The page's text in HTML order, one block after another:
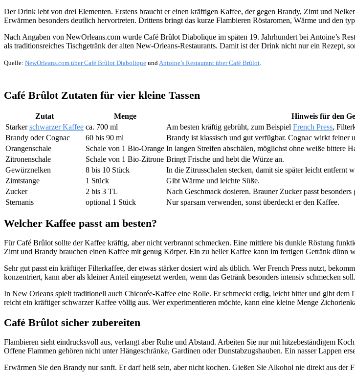
Der Drink lebt von drei Elementen. Erstens braucht er einen kräftigen Kaffee, der gegen Brandy, Zimt und
Erwärmen besonders deutlich hervortreten. Drittens bringt das kurze Flambieren Röstaromen, Wärme und den
Nach Angaben von NewOrleans.com wurde Café Brûlot Diabolique im späten 19. Jahrhundert bei Antoine’s
als traditionsreiches Tischgetränk der alten New-Orleans-Restaurants. Damit ist der Drink nicht nur ein Rezept,
Quelle: NewOrleans.com überCafé Brûlot Diabolique undAntoine’s Restaurant über Café Brûlot.
Café Brûlot Zutaten für vier kleine Tassen
Zutat Menge
Hinweis für den
Starkerschwarzer Kaffee ca. 700 ml Am besten kräftig gebrüht, zum Beispiel French Press,
Brandy oder Cognac
60 bis 90 ml
Brandy ist klassisch und gut verfügbar. Cognac wirkt feiner
Orangenschale
Schale von 1 Bio-Orange In langen Streifen abschälen, möglichst ohne weiße bittere
Zitronenschale
Schale von 1 Bio-Zitrone Bringt Frische und hebt die Würze an.
Gewürznelken
8 bis 10 Stück
In die Zitrusschalen stecken, damit sie später leicht entfernt
Zimtstange
1 Stück
Gibt Wärme und leichte Süße.
Zucker
2 bis 3 TL
Nach Geschmack dosieren. Brauner Zucker passt besonders
Sternanis
optional 1 Stück Nur sparsam verwenden, sonst überdeckt er den Kaffee.
Welcher Kaffee passt am besten?
Für Café Brûlot sollte der Kaffee kräftig, aber nicht verbrannt schmecken. Eine mittlere bis dunkle Röstung
Zimt und Brandy brauchen einen Kaffee mit genug Körper. Ein zu heller Kaffee kann im fertigen Getränk dünn
Sehr gut passt ein kräftiger Filterkaffee, der etwas stärker dosiert wird als üblich. Wer French Press nutzt,
konzentriert, kann aber als kleiner Anteil eingesetzt werden, wenn das Getränk besonders intensiv schmecken soll.
In New Orleans spielt traditionell auch Chicorée-Kaffee eine Rolle. Er schmeckt erdig, leicht bitter und gibt
reicht ein kräftiger schwarzer Kaffee völlig aus. Wer experimentieren möchte, kann eine kleine Menge
Café Brûlot sicher zubereiten
Flambieren sieht eindrucksvoll aus, verlangt aber Ruhe und Abstand. Arbeiten Sie nur mit hitzebeständigem
Offene Flammen gehören nicht unter Hängeschränke, Gardinen oder Dunstabzugshauben. Ein nasser Lappen
Erwärmen Sie den Brandy nur sanft. Er darf heiß sein, aber nicht kochen. Gießen Sie Alkohol nie direkt aus der